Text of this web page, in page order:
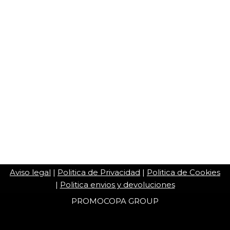
Aviso legal | Politica de Privacidad | Politica de Cookies
| Politica envios y devoluciones
PROMOCOPA GROUP